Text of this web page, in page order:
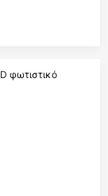
φωτιστικό